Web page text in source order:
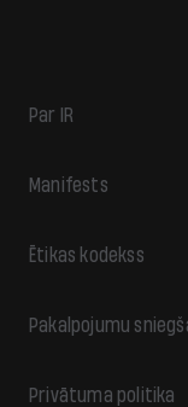
Par IR
Manifests
Ētikas kodekss
Pakalpojumu
Privātuma politika